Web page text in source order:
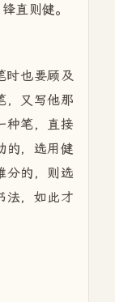
直则健。
时也要顾及
，又写他那
种笔，直接
的，选用健
分的，则选
法，如此才